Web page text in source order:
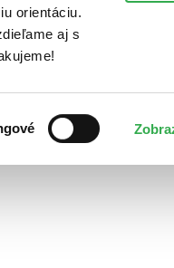
orientáciu.
aj s